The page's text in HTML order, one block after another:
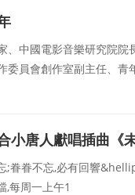
、中國電影音樂研究院
委員會創作室副主任、青
小唐人獻唱插曲《
;眷眷不忘,必有回響
,每周一上午1